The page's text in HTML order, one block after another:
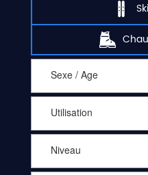
Sexe / Age
Utilisation
Niveau